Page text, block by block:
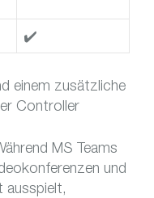
✔️
einem zusätzliche
Controller
MS Teams
und
ausspielt,